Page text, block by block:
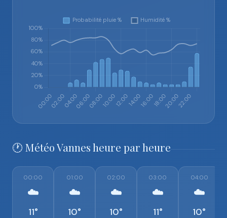
🕐 Météo Vannes heure par heure
00:00
☁️
11°
01:00
☁️
10°
02:00
☁️
10°
03:00
☁️
11°
04:00
☁️
10°